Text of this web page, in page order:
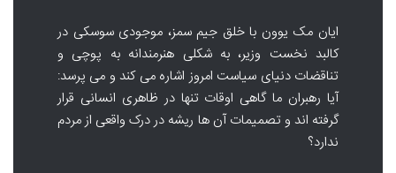
ایان مک یوون با خلق جیم سمز، موجودی سوسکی در
کالبد نخست وزیر، به شکلی هنرمندانه به پوچی و
تناقضات دنیای سیاست امروز اشاره می کند و می پرسد:
آیا رهبران ما گاهی اوقات تنها در ظاهری انسانی قرار
گرفته اند و تصمیمات آن ها ریشه در درک واقعی از مردم
ندارد؟